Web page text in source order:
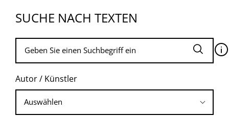
SUCHE NACH TEXTEN
🛈
Autor / Künstler